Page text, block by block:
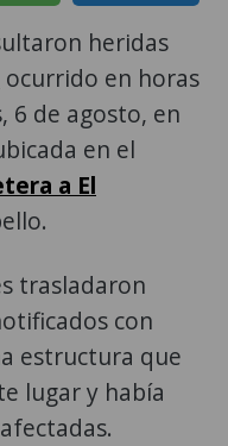
heridas
ocurrido en horas
6 de agosto, en
en el
a El
trasladaron
con
estructura que
lugar y había